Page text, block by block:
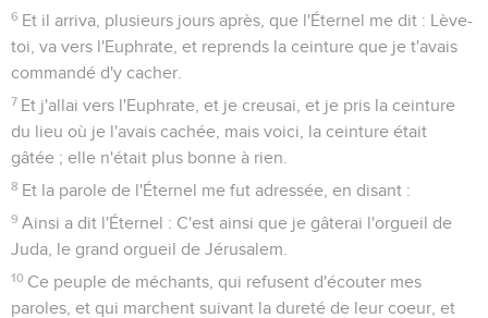
6 Et il arriva, plusieurs jours après, que l'Éternel me dit : Lève-
toi, va vers l'Euphrate, et reprends la ceinture que je t'avais
commandé d'y cacher.
7 Et j'allai vers l'Euphrate, et je creusai, et je pris la ceinture
du lieu où je l'avais cachée, mais voici, la ceinture était
gâtée ; elle n'était plus bonne à rien.
8 Et la parole de l'Éternel me fut adressée, en disant :
9 Ainsi a dit l'Éternel : C'est ainsi que je gâterai l'orgueil de
Juda, le grand orgueil de Jérusalem.
10 Ce peuple de méchants, qui refusent d'écouter mes
paroles, et qui marchent suivant la dureté de leur coeur, et